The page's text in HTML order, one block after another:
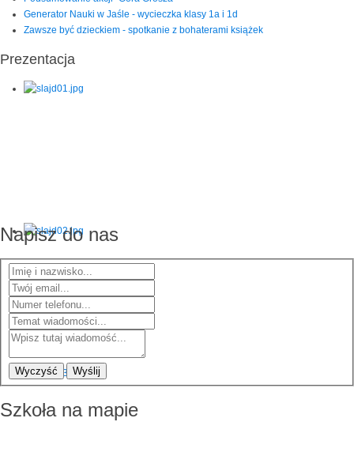
Generator Nauki w Jaśle - wycieczka klasy 1a i 1d
Zawsze być dzieckiem - spotkanie z bohaterami książek
Prezentacja
Napisz do nas
Wyczyść Wyślij
Szkoła na mapie